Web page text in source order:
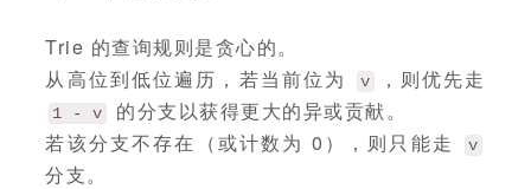
Trie 的查询规则是贪心的。
从高位到低位遍历，若当前位为
v ，则优先走
1 - v
的分支以获得更大的异或贡献。
若该分支不存在（或计数为 0），则只能走
v
分支。